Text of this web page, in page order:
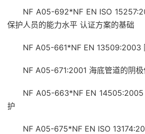
NF A05-692*NF EN ISO
保护人员的能力水平 认证方案的基础
NF A05-661*NF EN 13509:2003
NF A05-671:2001 海底管道的阴极
NF A05-663*NF EN
护
NF A05-675*NF EN ISO